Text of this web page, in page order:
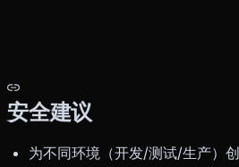
安全建议
为不同环境（开发/测试/生产）